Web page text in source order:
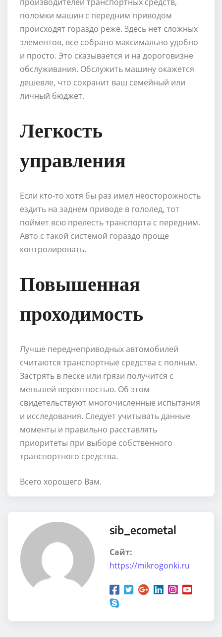
поломки машин с передним приводом
происходят гораздо реже. Здесь нет сложных
элементов, все собрано максимально удобно
и просто. Это сказывается и на дороговизне
обслуживания. Обслужить машину окажется
дешевле, что сохранит ваш семейный или
личный бюджет.
Легкость
управления
Если кто-то хотя бы раз имел неосторожность
ездить на заднем приводе в гололед, тот
поймет всю прелесть транспорта с передним.
Авто с такой системой гораздо проще
контролировать.
Повышенная
проходимость
Лучше переднеприводных автомобилей
считаются транспортные средства с полным.
Застрять в песке или грязи получится с
меньшей вероятностью. Об этом
свидетельствуют многочисленные испытания
и исследования. Следует учитывать данные
моменты и правильно расставлять
приоритеты при выборе собственного
транспортного средства.
Всего хорошего Вам.
sib_ecometal
Сайт:
https://mikrogonki.ru